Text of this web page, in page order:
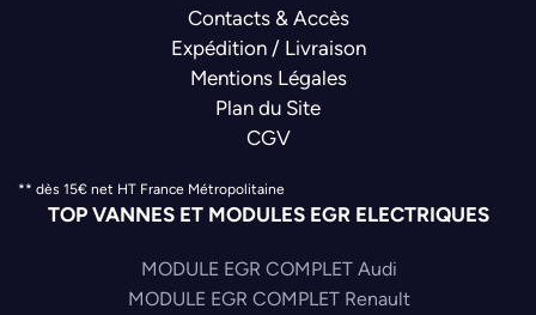
Contacts & Accès
Expédition / Livraison
Mentions Légales
Plan du Site
CGV
** dès 15€ net HT France Métropolitaine
TOP VANNES ET MODULES EGR ELECTRIQUES
MODULE EGR COMPLET Audi
MODULE EGR COMPLET Renault